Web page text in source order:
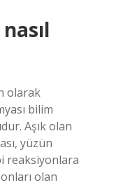
olarak
bilim
Aşık olan
yüzün
reaksiyonlara
olan